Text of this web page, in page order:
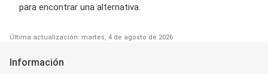
para encontrar una alternativa.
Última actualización: martes, 4 de agosto de 2026
Información